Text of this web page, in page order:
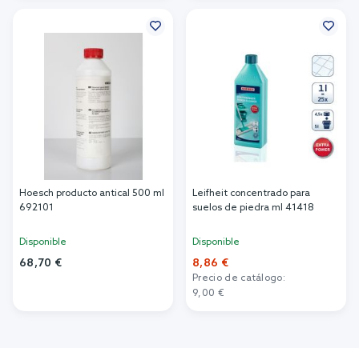
Hoesch producto antical 500 ml
692101
Disponible
68,70 €
Leifheit concentrado para
suelos de piedra ml 41418
Disponible
8,86 €
Precio de catálogo:
9,00 €